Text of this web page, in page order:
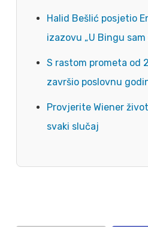
Halid Bešlić posjetio
izazovu „U Bingu
S rastom prometa od
završio poslovnu
Provjerite Wiener
svaki slučaj